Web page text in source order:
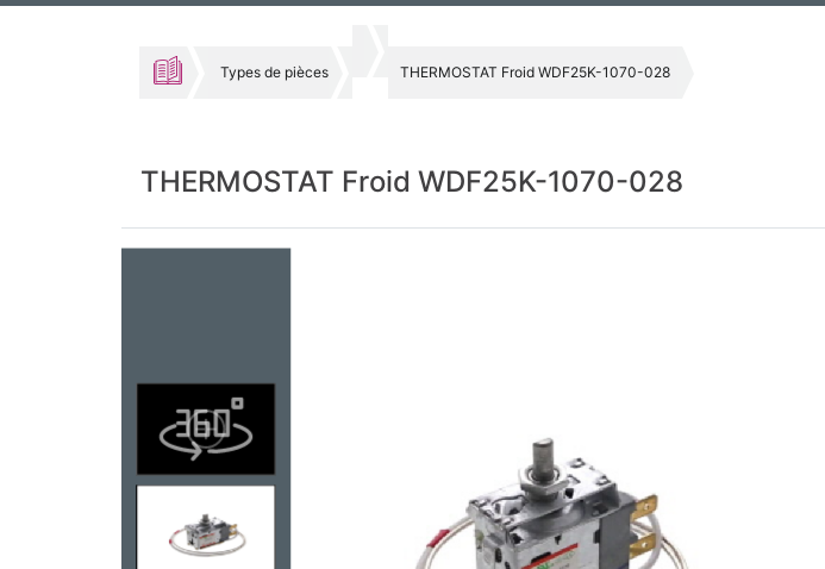
Types de pièces THERMOSTAT Froid WDF25K-1070-028
THERMOSTAT Froid WDF25K-1070-028